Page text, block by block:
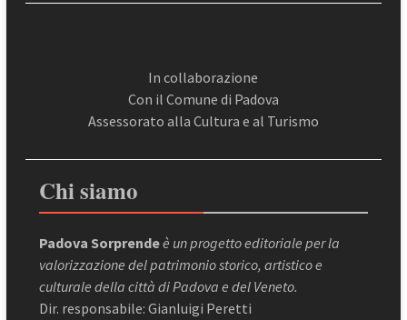
In collaborazione
Con il Comune di Padova
Assessorato alla Cultura e al Turismo
Chi siamo
Padova Sorprendeè un progetto editoriale per la
valorizzazione del patrimonio storico, artistico e
culturale della città di Padova e del Veneto.
Dir. responsabile: Gianluigi Peretti